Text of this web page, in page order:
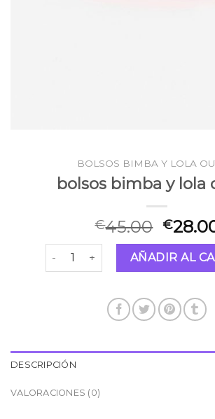
BOLSOS BIMBA Y LOLA
bolsos bimba y lola
€45.00 €
bolsos bimba y lola outlet
AÑADIR AL
DESCRIPCIÓN
VALORACIONES (0)